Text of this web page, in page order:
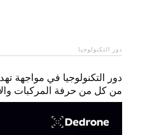
دور التكنولوجيا
دور التكنولوجيا في مواجهة
من كل من حرفة المركبات